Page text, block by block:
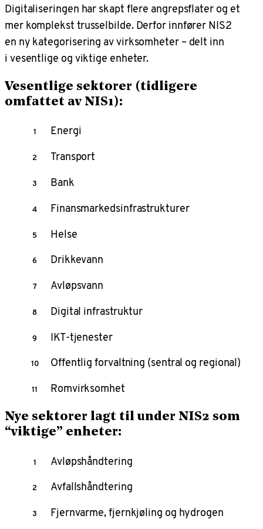
Digitaliseringen har skapt flere angrepsflater og et
mer komplekst trusselbilde. Derfor innfører NIS2
en ny kategorisering av virksomheter – delt inn
i vesentlige og viktige enheter.
Vesentlige sektorer (tidligere
omfattet av NIS1):
Energi
Transport
Bank
Finansmarkedsinfrastrukturer
Helse
Drikkevann
Avløpsvann
Digital infrastruktur
IKT-tjenester
Offentlig forvaltning (sentral og regional)
Romvirksomhet
Nye sektorer lagt til under NIS2 som
“viktige” enheter:
Avløpshåndtering
Avfallshåndtering
Fjernvarme, fjernkjøling og hydrogen